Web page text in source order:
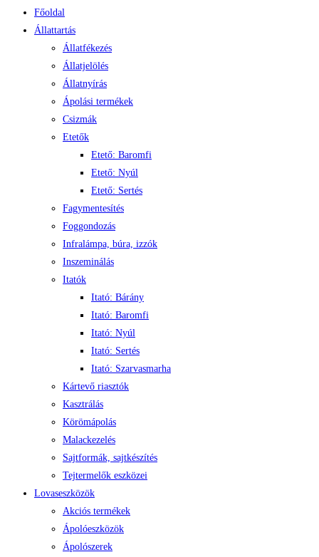
Főoldal
Állattartás
Állatfékezés
Állatjelölés
Állatnyírás
Ápolási termékek
Csizmák
Etetők
Etető: Baromfi
Etető: Nyúl
Etető: Sertés
Fagymentesítés
Foggondozás
Infralámpa, búra, izzók
Inszeminálás
Itatók
Itató: Bárány
Itató: Baromfi
Itató: Nyúl
Itató: Sertés
Itató: Szarvasmarha
Kártevő riasztók
Kasztrálás
Körömápolás
Malackezelés
Sajtformák, sajtkészítés
Tejtermelők eszközei
Lovaseszközök
Akciós termékek
Ápolóeszközök
Ápolószerek